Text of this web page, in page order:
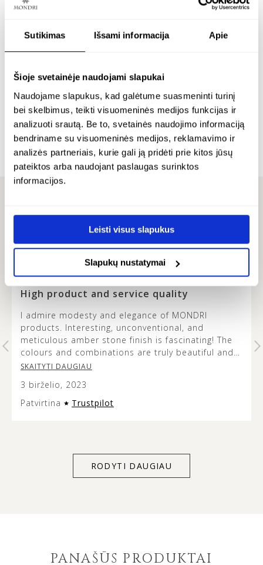
Sutikimas Išsami informacija Apie
Šioje svetainėje naudojami slapukai
Naudojame slapukus, kad galėtume suasmeninti turinį
bei skelbimus, teikti visuomeninės medijos funkcijas ir
analizuoti srautą. Be to, svetainės naudojimo informaciją
bendriname su visuomeninės medijos, reklamavimo ir
analizės partneriais, kurie gali ją pridėti prie kitos jūsų
pateiktos arba naudojant paslaugas surinktos
informacijos.
Leisti visus slapukus
Slapukų nustatymai
su 11mm skaidriu
geltonu gintaru –
tiger
Sidabras 925
€98.00
su facetuotu gintaru
– bliss
Sidabras 925
€118.00
ATSILIEPIMAI
FAUSTA -
High product and service quality
I admire modesty and elegance of MONDRI
products. Interesting, unconventional, and
meticulous amber stone finish is fascinating! The
colours and combinations are truly beautiful and
it’s lovely to see how the metal design does not
jewellery is versatile and modern looking, and the
presentation of it is very aesthetic so it can make
SKAITYTI DAUGIAU
3 birželio, 2023
Patvirtina
Trustpilot
RODYTI DAUGIAU
PANAŠŪS PRODUKTAI